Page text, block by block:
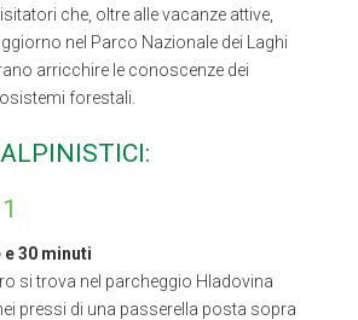
che, oltre alle vacanze attive,
nel Parco Nazionale dei Laghi
arricchire le conoscenze dei
forestali.
30 minuti
si trova nel parcheggio Hladovina
pressi di una passerella posta sopra